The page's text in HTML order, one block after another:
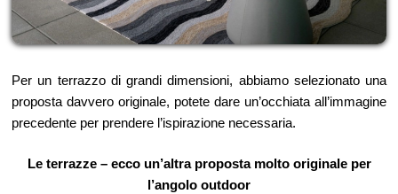
Per un terrazzo di grandi dimensioni, abbiamo selezionato una
proposta davvero originale, potete dare un’occhiata all’immagine
precedente per prendere l’ispirazione necessaria.
Le terrazze – ecco un’altra proposta molto originale per
l’angolo outdoor